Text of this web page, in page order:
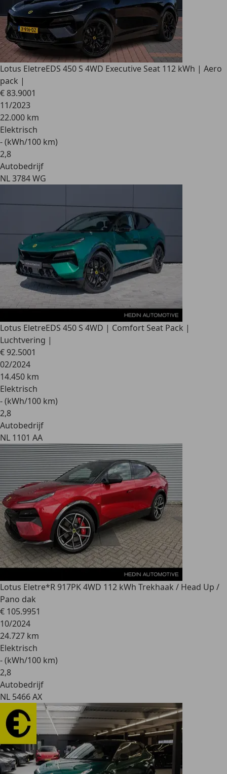
Lotus EletreEDS 450 S 4WD Executive Seat 112 kWh | Aero
pack |
€ 83.9001
11/2023
22.000 km
Elektrisch
- (kWh/100 km)
2,8
Autobedrijf
NL 3784 WG
Lotus EletreEDS 450 S 4WD | Comfort Seat Pack |
Luchtvering |
€ 92.5001
02/2024
14.450 km
Elektrisch
- (kWh/100 km)
2,8
Autobedrijf
NL 1101 AA
Lotus Eletre*R 917PK 4WD 112 kWh Trekhaak / Head Up /
Pano dak
€ 105.9951
10/2024
24.727 km
Elektrisch
- (kWh/100 km)
2,8
Autobedrijf
NL 5466 AX